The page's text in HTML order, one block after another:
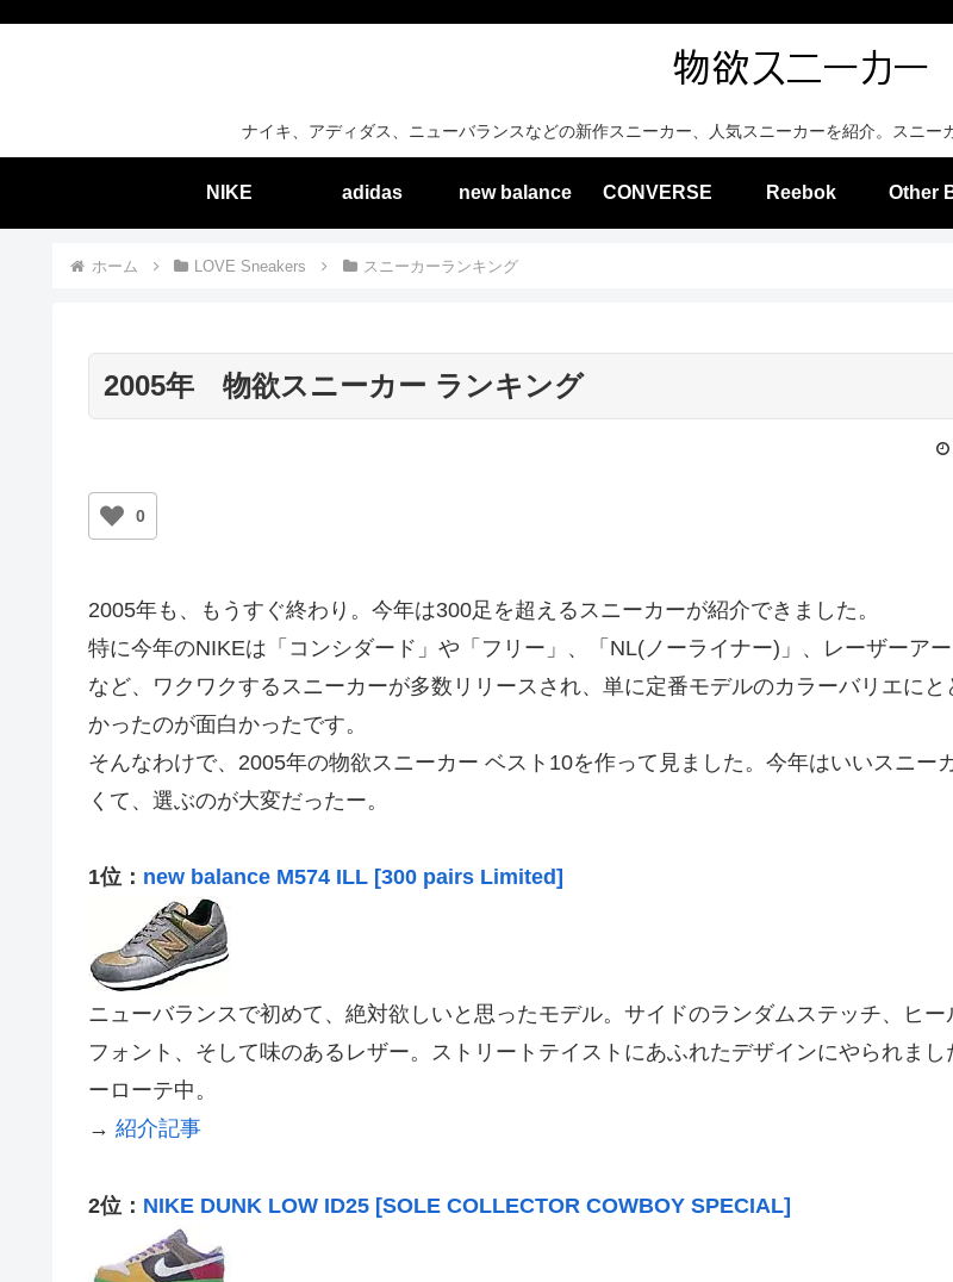
ナイキ、アディダス、ニューバランスなどの新作スニーカー、人気スニーカーを紹介。スニ
NIKE adidas new balance CONVERSE Reebok Other
ホーム LOVE Sneakers スニーカーランキング
2005年 物欲スニーカー ランキング
0
2005年も、もうすぐ終わり。今年は300足を超えるスニーカーが紹介できました。
特に今年のNIKEは「コンシダード」や「フリー」、「NL(ノーライナー)」、レーザーア
など、ワクワクするスニーカーが多数リリースされ、単に定番モデルのカラーバリエにと
かったのが面白かったです。
そんなわけで、2005年の物欲スニーカー ベスト10を作って見ました。今年はいいスニー
くて、選ぶのが大変だったー。
1位： new balance M574 ILL [300 pairs Limited]
ニューバランスで初めて、絶対欲しいと思ったモデル。サイドのランダムステッチ、ヒー
フォント、そして味のあるレザー。ストリートテイストにあふれたデザインにやられまし
ーローテ中。
→ 紹介記事
2位： NIKE DUNK LOW ID25 [SOLE COLLECTOR COWBOY SPECIAL]